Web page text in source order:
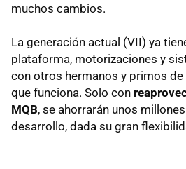
muchos cambios.
La generación actual (VII) ya
plataforma, motorizaciones y
con otros hermanos y primos
que funciona. Solo con
MQB, se ahorrarán unos
desarrollo, dada su gran